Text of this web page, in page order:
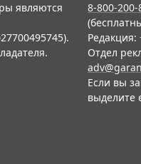
являются
8-800-200-
Редакция:
Отдел
Если вы
выделите